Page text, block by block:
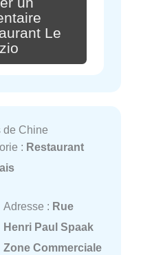
Le
de Chine
: Restaurant
Adresse : Rue
Henri Paul Spaak
Zone Commerciale